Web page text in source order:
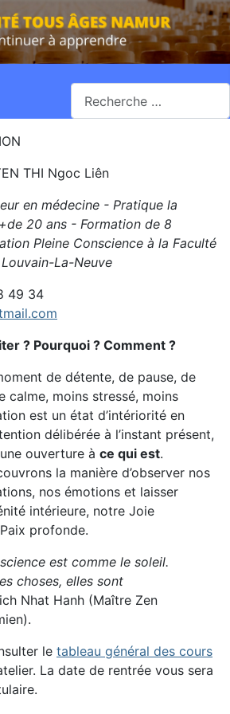
THI Ngoc Liên
en médecine - Pratique la
20 ans - Formation de 8
Pleine Conscience à la Faculté
La-Neuve
49 34
? Pourquoi ? Comment ?
de détente, de pause, de
calme, moins stressé, moins
est un état d’intériorité en
délibérée à l’instant présent,
ouverture à ce qui est.
la manière d’observer nos
nos émotions et laisser
intérieure, notre Joie
profonde.
est comme le soleil.
choses, elles sont
Nhat Hanh (Maître Zen
le tableau général des cours
La date de rentrée vous sera